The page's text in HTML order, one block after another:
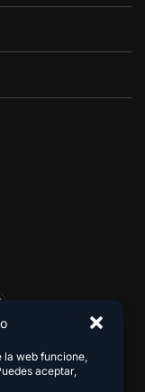
la web funcione,
aceptar,